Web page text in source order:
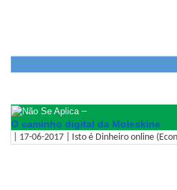
–
O caminho digital da Moleskine
| 17-06-2017 | Isto é Dinheiro online